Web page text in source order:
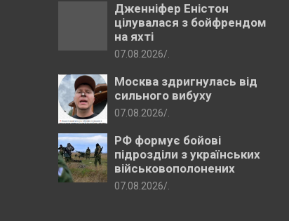
Дженніфер Еністон
цілувалася з бойфрендом
на яхті
07.08.2026
Москва здригнулась від
сильного вибуху
07.08.2026
РФ формує бойові
підрозділи з українських
військовополонених
07.08.2026